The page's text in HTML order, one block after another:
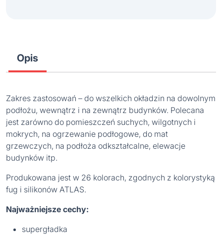
Opis
Zakres zastosowań – do wszelkich okładzin na dowolnym
podłożu, wewnątrz i na zewnątrz budynków. Polecana
jest zarówno do pomieszczeń suchych, wilgotnych i
mokrych, na ogrzewanie podłogowe, do mat
grzewczych, na podłoża odkształcalne, elewacje
budynków itp.
Produkowana jest w 26 kolorach, zgodnych z kolorystyką
fug i silikonów ATLAS.
Najważniejsze cechy:
supergładka